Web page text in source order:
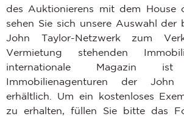
des Auktionierens mit dem House
sehen Sie sich unsere Auswahl der
John Taylor-Netzwerk zum
Vermietung stehenden
internationale Magazin
Immobilienagenturen der
erhältlich. Um ein kostenloses
zu erhalten, füllen Sie bitte das